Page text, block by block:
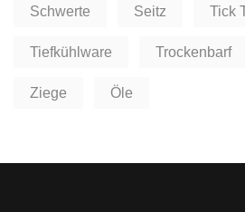
Schwerte Seitz Tick
Tiefkühlware Trockenbarf
Ziege Öle